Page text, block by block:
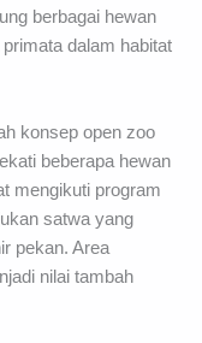
berbagai hewan
dalam habitat
konsep open zoo
beberapa hewan
mengikuti program
satwa yang
pekan. Area
nilai tambah